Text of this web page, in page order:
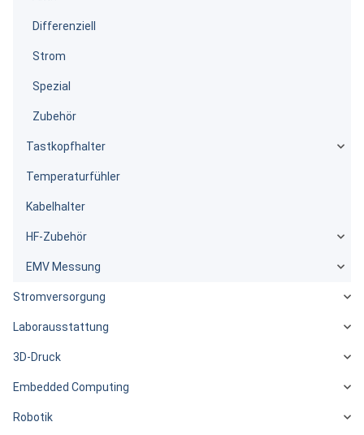
Differenziell
Strom
Spezial
Zubehör
Tastkopfhalter
Temperaturfühler
Kabelhalter
HF-Zubehör
EMV Messung
Stromversorgung
Laborausstattung
3D-Druck
Embedded Computing
Robotik